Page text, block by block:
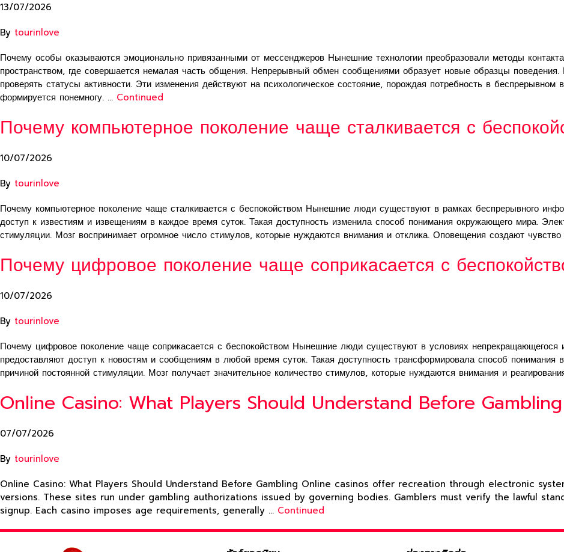
13/07/2026
By tourinlove
Почему особы оказываются эмоционально привязанными от мессенджеров Нынешние технологии преобразовали методы
пространством, где совершается немалая часть общения. Непрерывный обмен сообщениями образует новые образцы
проверять статусы активности. Эти изменения действуют на психологическое состояние, порождая потребность в
формируется понемногу. … Continued
Почему компьютерное поколение чаще сталкивается с
10/07/2026
By tourinlove
Почему компьютерное поколение чаще сталкивается с беспокойством Нынешние люди существуют в рамках беспрерывного
доступ к известиям и извещениям в каждое время суток. Такая доступность изменила способ понимания окружающего мира.
стимуляции. Мозг воспринимает огромное число стимулов, которые нуждаются внимания и отклика. Оповещения создают
Почему цифровое поколение чаще соприкасается с
10/07/2026
By tourinlove
Почему цифровое поколение чаще соприкасается с беспокойством Нынешние люди существуют в условиях непрекращающегося
предоставляют доступ к новостям и сообщениям в любой время суток. Такая доступность трансформировала способ понимания
причиной постоянной стимуляции. Мозг получает значительное количество стимулов, которые нуждаются внимания и
Online Casino: What Players Should Understand Before Gambling
07/07/2026
By tourinlove
Online Casino: What Players Should Understand Before Gambling Online casinos offer recreation through electronic
versions. These sites run under gambling authorizations issued by governing bodies. Gamblers must verify the lawful
signup. Each casino imposes age requirements, generally … Continued